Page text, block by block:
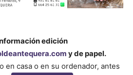
edición
y de papel.
en casa o en su ordenador, antes